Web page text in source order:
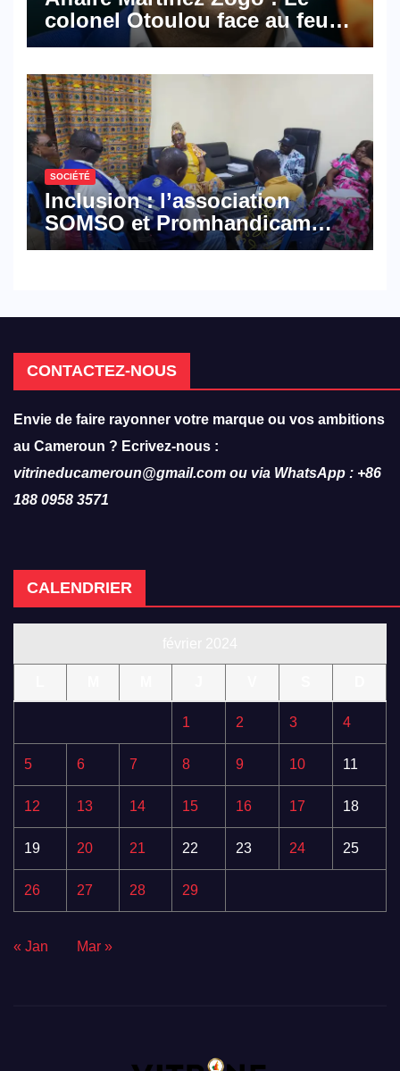
colonel Otoulou face au feu
croisé des avocats de la
SOCIÉTÉ
Inclusion : l’association
SOMSO et Promhandicam
militent en faveur d’une
CONTACTEZ-NOUS
Envie de faire rayonner votre marque ou vos ambitions
au Cameroun ? Ecrivez-nous :
vitrineducameroun@gmail.com ou via WhatsApp : +86
188 0958 3571
CALENDRIER
1 2 3 4
5 6 7 8 9 10 11
12 13 14 15 16 17 18
19 20 21 22 23 24 25
26 27 28 29
« Jan Mar »